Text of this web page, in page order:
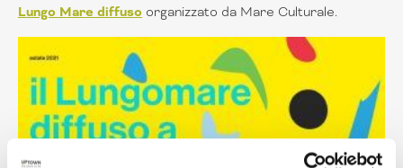
Lungo Mare diffuso organizzato da Mare Culturale.